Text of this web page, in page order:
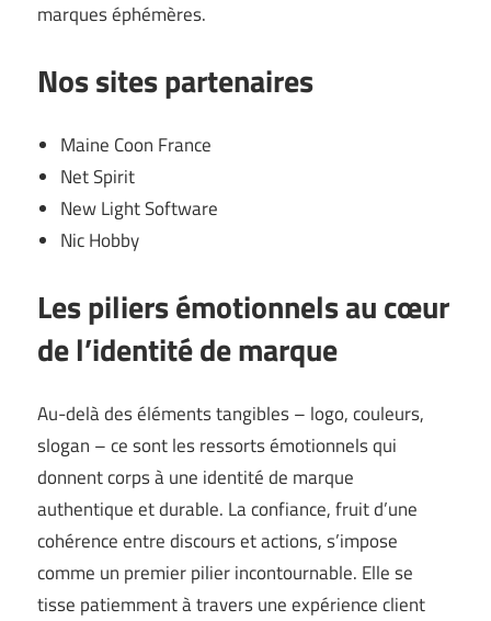
marques éphémères.
Nos sites partenaires
Maine Coon France
Net Spirit
New Light Software
Nic Hobby
Les piliers émotionnels au cœur
de l’identité de marque
Au-delà des éléments tangibles – logo, couleurs,
slogan – ce sont les ressorts émotionnels qui
donnent corps à une identité de marque
authentique et durable. La confiance, fruit d’une
cohérence entre discours et actions, s’impose
comme un premier pilier incontournable. Elle se
tisse patiemment à travers une expérience client